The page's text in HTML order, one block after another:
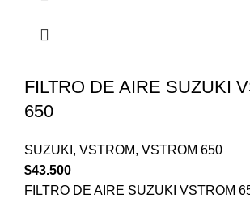
FILTRO DE AIRE SUZUKI
650
SUZUKI , VSTROM, VSTROM 650
$43.500
FILTRO DE AIRE SUZUKI VSTROM